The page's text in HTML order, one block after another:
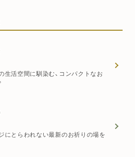
生活空間に馴染む、コンパクトなお
にとらわれない最新のお祈りの場を